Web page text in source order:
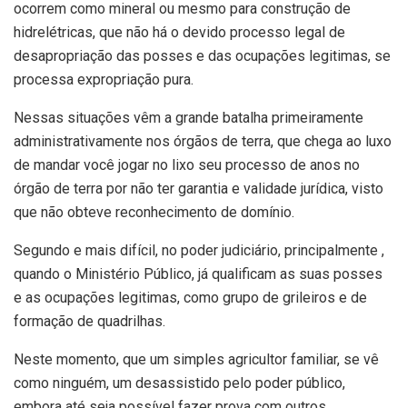
ocorrem como mineral ou mesmo para construção de
hidrelétricas, que não há o devido processo legal de
desapropriação das posses e das ocupações legitimas, se
processa expropriação pura.
Nessas situações vêm a grande batalha primeiramente
administrativamente nos órgãos de terra, que chega ao luxo
de mandar você jogar no lixo seu processo de anos no
órgão de terra por não ter garantia e validade jurídica, visto
que não obteve reconhecimento de domínio.
Segundo e mais difícil, no poder judiciário, principalmente ,
quando o Ministério Público, já qualificam as suas posses
e as ocupações legitimas, como grupo de grileiros e de
formação de quadrilhas.
Neste momento, que um simples agricultor familiar, se vê
como ninguém, um desassistido pelo poder público,